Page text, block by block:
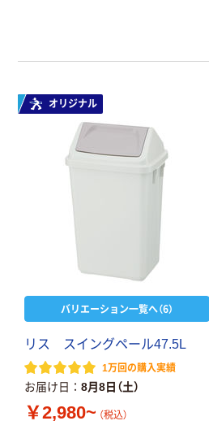
オリジナル
バリエーション一覧へ（6）
リ ス スイ ングペール47.5L
1万回の購入実績
お届け日 8月8日（土）
￥2,980~ （税込）